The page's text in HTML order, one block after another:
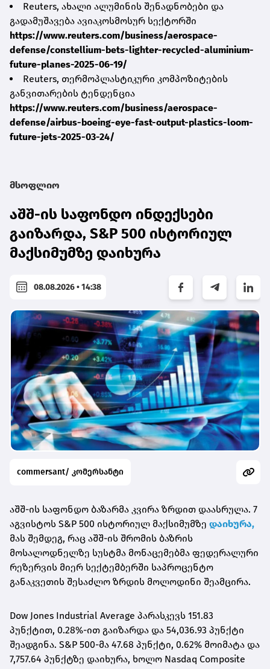
Reuters, ახალი ალუმინის შენადნობები და
გადამუშავება ავიაკოსმოსურ სექტორში
https://www.reuters.com/business/aerospace-
defense/constellium-bets-lighter-recycled-aluminium-
future-planes-2025-06-19/
Reuters, თერმოპლასტიკური კომპოზიტების
განვითარების ტენდენცია
https://www.reuters.com/business/aerospace-
defense/airbus-boeing-eye-fast-output-plastics-loom-
future-jets-2025-03-24/
მსოფლიო
აშშ-ის საფონდო ინდექსები
გაიზარდა, S&P 500 ისტორიულ
მაქსიმუმზე დაიხურა
08.08.2026 • 14:38
commersant/ კომერსანტი
აშშ-ის საფონდო ბაზარმა კვირა ზრდით დაასრულა. 7
აგვისტოს S&P 500 ისტორიულ მაქსიმუმზე დაიხურა,
მას შემდეგ, რაც აშშ-ის შრომის ბაზრის
მოსალოდნელზე სუსტმა მონაცემებმა ფედერალური
რეზერვის მიერ სექტემბერში საპროცენტო
განაკვეთის შესაძლო ზრდის მოლოდინი შეამცირა.
Dow Jones Industrial Average პარასკევს 151.83
პუნქტით, 0.28%-ით გაიზარდა და 54,036.93 პუნქტი
შეადგინა. S&P 500-მა 47.68 პუნქტი, 0.62% მოიმატა და
7,757.64 პუნქტზე დაიხურა, ხოლო Nasdaq Composite